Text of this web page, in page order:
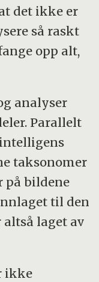
det ikke er
så raskt
opp alt,
analyser
Parallelt
taksonomer
på bildene
til den
laget av
ikke